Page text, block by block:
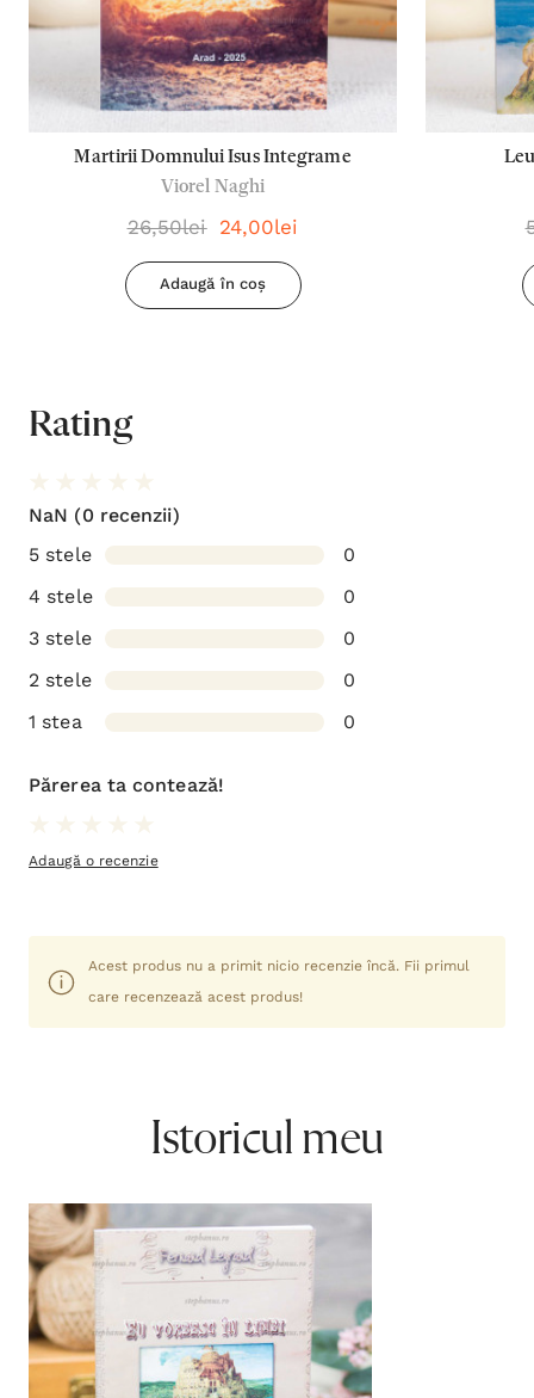
Martirii Domnului Isus Integrame
Viorel Naghi
26,50lei 24,00lei
Adaugă în coș
Rating
NaN (0 recenzii)
5 stele
0
4 stele
0
3 stele
0
2 stele
0
1 stea
0
Părerea ta contează!
Adaugă o recenzie
Acest produs nu a primit nicio recenzie încă. Fii primul
care recenzează acest produs!
Istoricul meu